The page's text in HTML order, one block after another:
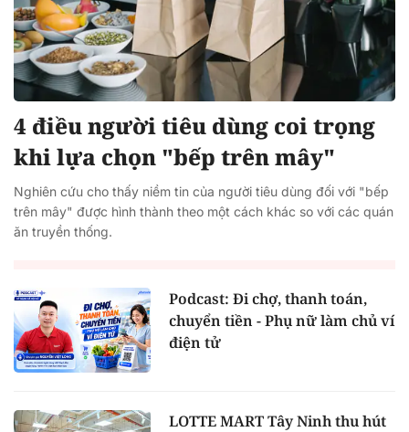
4 điều người tiêu dùng coi trọng
khi lựa chọn "bếp trên mây"
Nghiên cứu cho thấy niềm tin của người tiêu dùng đối với "bếp
trên mây" được hình thành theo một cách khác so với các quán
ăn truyền thống.
Podcast: Đi chợ, thanh toán,
chuyển tiền - Phụ nữ làm chủ ví
điện tử
LOTTE MART Tây Ninh thu hút